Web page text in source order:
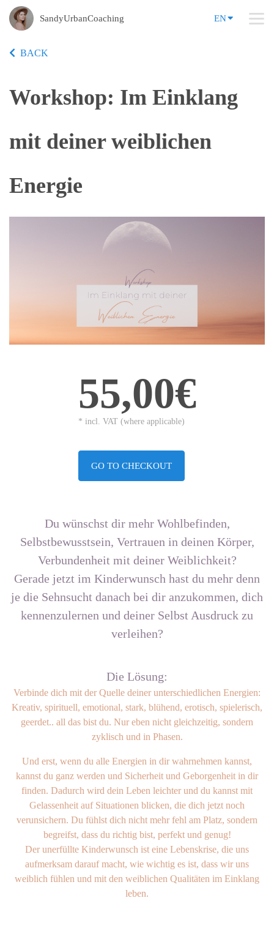
SandyUrbanCoaching EN
BACK
Workshop: Im Einklang
mit deiner weiblichen
Energie
55,00€
* incl. VAT (where applicable)
GO TO CHECKOUT
Du wünschst dir mehr Wohlbefinden,
Selbstbewusstsein, Vertrauen in deinen Körper,
Verbundenheit mit deiner Weiblichkeit?
Gerade jetzt im Kinderwunsch hast du mehr denn
je die Sehnsucht danach bei dir anzukommen, dich
kennenzulernen und deiner Selbst Ausdruck zu
verleihen?
Die Lösung:
Verbinde dich mit der Quelle deiner unterschiedlichen Energien:
Kreativ, spirituell, emotional, stark, blühend, erotisch, spielerisch,
geerdet.. all das bist du. Nur eben nicht gleichzeitig, sondern
zyklisch und in Phasen.
Und erst, wenn du alle Energien in dir wahrnehmen kannst,
kannst du ganz werden und Sicherheit und Geborgenheit in dir
finden. Dadurch wird dein Leben leichter und du kannst mit
Gelassenheit auf Situationen blicken, die dich jetzt noch
verunsichern. Du fühlst dich nicht mehr fehl am Platz, sondern
begreifst, dass du richtig bist, perfekt und genug!
Der unerfüllte Kinderwunsch ist eine Lebenskrise, die uns
aufmerksam darauf macht, wie wichtig es ist, dass wir uns
weiblich fühlen und mit den weiblichen Qualitäten im Einklang
leben.